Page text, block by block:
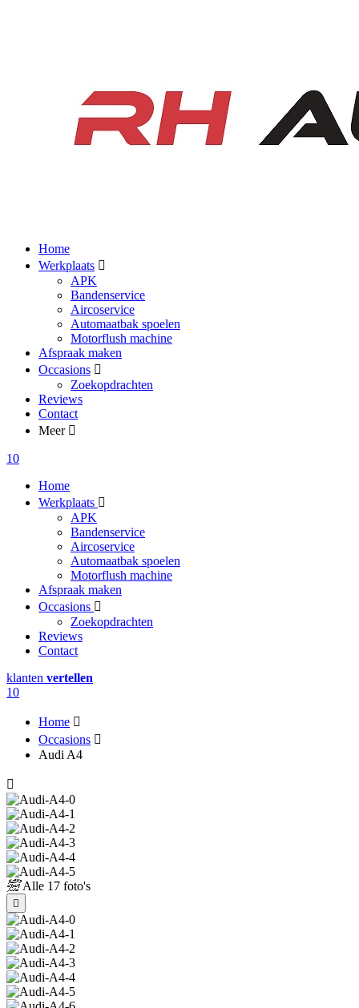
Home
Werkplaats
APK
Bandenservice
Aircoservice
Automaatbak spoelen
Motorflush machine
Afspraak maken
Occasions
Zoekopdrachten
Reviews
Contact
Meer
10
Home
Werkplaats
APK
Bandenservice
Aircoservice
Automaatbak spoelen
Motorflush machine
Afspraak maken
Occasions
Zoekopdrachten
Reviews
Contact
klanten vertellen
10
Home
Occasions
Audi A4
Alle 17 foto's